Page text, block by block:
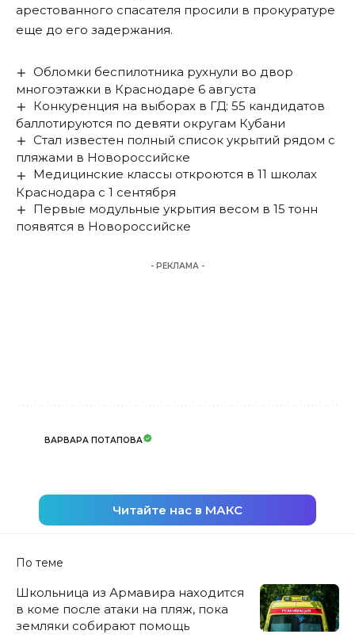
арестованного спасателя просили в прокуратуре
еще до его задержания.
Обломки беспилотника рухнули во двор
многоэтажки в Краснодаре 6 августа
Конкуренция на выборах в ГД: 55 кандидатов
баллотируются по девяти округам Кубани
Стал известен полный список укрытий рядом с
пляжами в Новороссийске
Медицинские классы откроются в 11 школах
Краснодара с 1 сентября
Первые модульные укрытия весом в 15 тонн
появятся в Новороссийске
- РЕКЛАМА -
ВАРВАРА ПОТАПОВА
Читайте нас в МАКС
По теме
Школьница из Армавира находится
в коме после атаки на пляж, пока
земляки собирают помощь